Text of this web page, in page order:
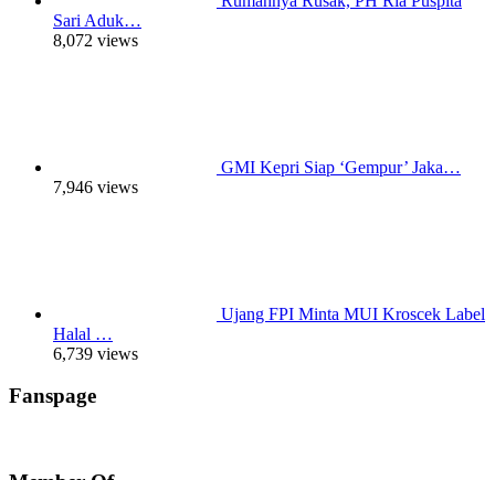
Sari Aduk…
8,072 views
GMI Kepri Siap ‘Gempur’ Jaka…
7,946 views
Ujang FPI Minta MUI Kroscek Label
Halal …
6,739 views
Fanspage